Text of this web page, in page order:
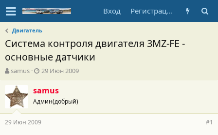
Вход Регистрация
Двигатель
Система контроля двигателя 3MZ-FE -
основные датчики
А
в
о
р
т
е
м
samus
Д
а
т
а
н
а
ч
а
29 Июн 2009
samus
Админ(добрый)
29 Июн 2009 #1